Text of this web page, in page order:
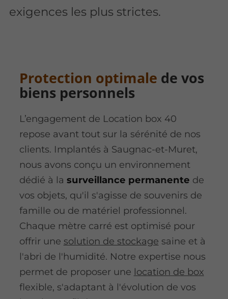
exigences les plus strictes.
Protection optimale de vos
biens personnels
L’engagement de Location box 40
repose avant tout sur la sérénité de nos
clients. Implantés à Saugnac-et-Muret,
nous avons conçu un environnement
dédié à la surveillance permanente de
vos objets, qu'il s'agisse de souvenirs de
famille ou de matériel professionnel.
Chaque mètre carré est optimisé pour
offrir une solution de stockage saine et à
l'abri de l'humidité. Notre expertise nous
permet de proposer une location de box
flexible, s'adaptant à l'évolution de vos